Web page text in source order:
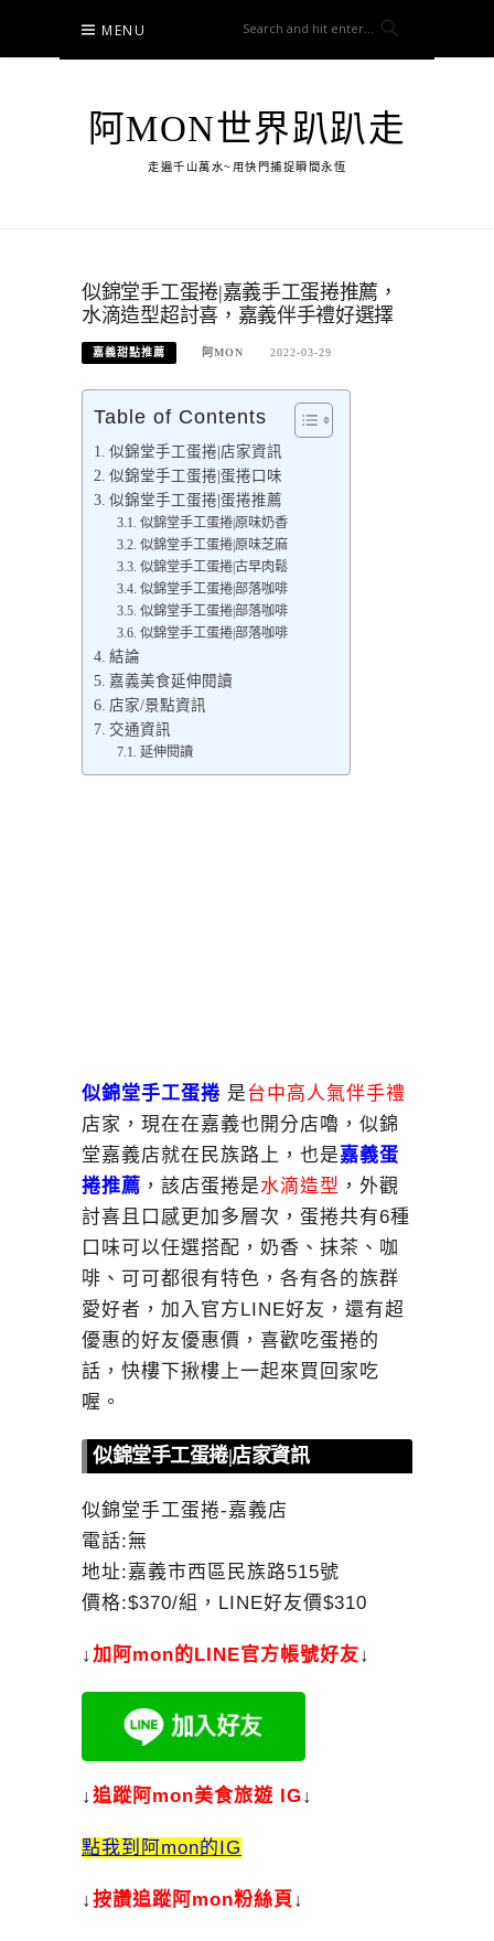
content
MENU
阿MON世界趴趴走
走遍千山萬水~用快門捕捉瞬間永恆
似錦堂手工蛋捲|嘉義手工蛋捲推薦，
水滴造型超討喜，嘉義伴手禮好選擇
嘉義甜點推薦 阿MON 2022-03-29
Table of Contents
似錦堂手工蛋捲|店家資訊
似錦堂手工蛋捲|蛋捲口味
似錦堂手工蛋捲|蛋捲推薦
似錦堂手工蛋捲|原味奶香
似錦堂手工蛋捲|原味芝麻
似錦堂手工蛋捲|古早肉鬆
似錦堂手工蛋捲|部落咖啡
似錦堂手工蛋捲|部落咖啡
似錦堂手工蛋捲|部落咖啡
結論
嘉義美食延伸閱讀
店家/景點資訊
交通資訊
延伸閱讀
似錦堂手工蛋捲 是台中高人氣伴手禮
店家，現在在嘉義也開分店嚕，似錦
堂嘉義店就在民族路上，也是嘉義蛋
捲推薦 ，該店蛋捲是水滴造型 ，外觀
討喜且口感更加多層次，蛋捲共有6種
口味可以任選搭配，奶香、抹茶、咖
啡、可可都很有特色，各有各的族群
愛好者，加入官方LINE好友，還有超
優惠的好友優惠價，喜歡吃蛋捲的
話，快樓下揪樓上一起來買回家吃
喔。
似錦堂手工蛋捲|店家資訊
似錦堂手工蛋捲-嘉義店
電話:無
地址:嘉義市西區民族路515號
價格:$370/組，LINE好友價$310
↓加 阿mon的LINE官方帳號好友↓
↓追蹤阿mon美食旅遊 IG↓
點我到阿mon的IG
↓按讚追蹤阿mon粉絲頁 ↓